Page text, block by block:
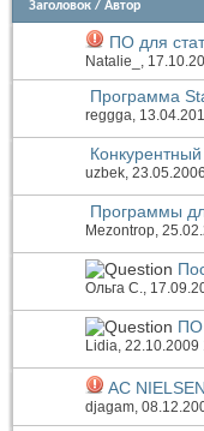
Заголовок / Автор
ПО для
Natalie_ ,
Программа
reggga,
uzbek,
Программы
Mezontrop,
Ольга С.,
ПО
Lidia, 22.10.2009
AC
djagam,